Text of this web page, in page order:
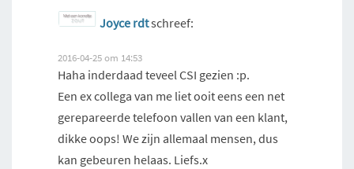
Joyce rdtschreef:
2016-04-25 om 14:53
Haha inderdaad teveel CSI gezien :p.
Een ex collega van me liet ooit eens een net
gerepareerde telefoon vallen van een klant,
dikke oops! We zijn allemaal mensen, dus
kan gebeuren helaas. Liefs.x